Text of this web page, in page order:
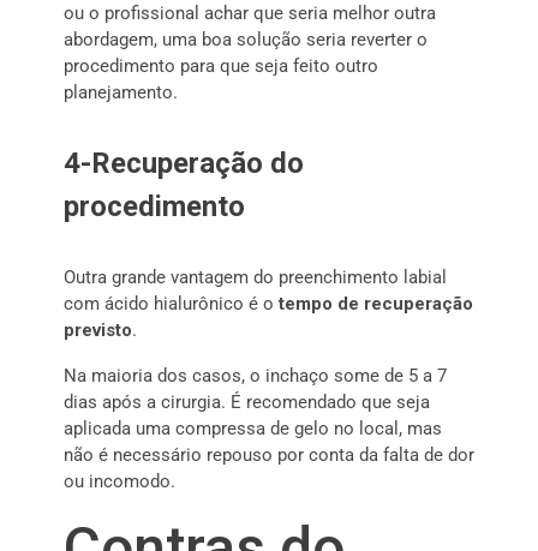
ou o profissional achar que seria melhor outra
abordagem, uma boa solução seria reverter o
procedimento para que seja feito outro
planejamento.
4-Recuperação do
procedimento
Outra grande vantagem do preenchimento labial
com ácido hialurônico é otempo de recuperação
previsto.
Na maioria dos casos, o inchaço some de 5 a 7
dias após a cirurgia. É recomendado que seja
aplicada uma compressa de gelo no local, mas
não é necessário repouso por conta da falta de dor
ou incomodo.